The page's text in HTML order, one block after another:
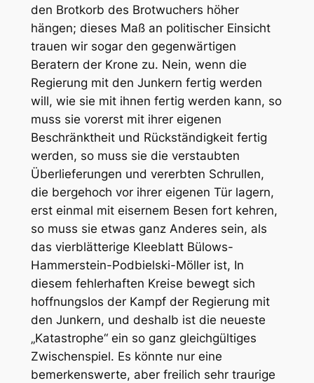
den Brotkorb des Brotwuchers höher
hängen; dieses Maß an politischer Einsicht
trauen wir sogar den gegenwärtigen
Beratern der Krone zu. Nein, wenn die
Regierung mit den Junkern fertig werden
will, wie sie mit ihnen fertig werden kann, so
muss sie vorerst mit ihrer eigenen
Beschränktheit und Rückständigkeit fertig
werden, so muss sie die verstaubten
Überlieferungen und vererbten Schrullen,
die bergehoch vor ihrer eigenen Tür lagern,
erst einmal mit eisernem Besen fort kehren,
so muss sie etwas ganz Anderes sein, als
das vierblätterige Kleeblatt Bülows-
Hammerstein-Podbielski-Möller ist, In
diesem fehlerhaften Kreise bewegt sich
hoffnungslos der Kampf der Regierung mit
den Junkern, und deshalb ist die neueste
„Katastrophe“ ein so ganz gleichgültiges
Zwischenspiel. Es könnte nur eine
bemerkenswerte, aber freilich sehr traurige